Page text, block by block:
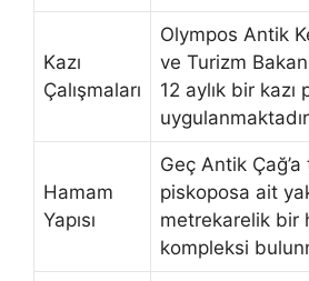
Kazı
Çalışmaları
Olympos Antik
ve Turizm
12 aylık bir kazı
Hamam
Yapısı
Geç Antik
piskoposa ait
metrekarelik bir
kompleksi